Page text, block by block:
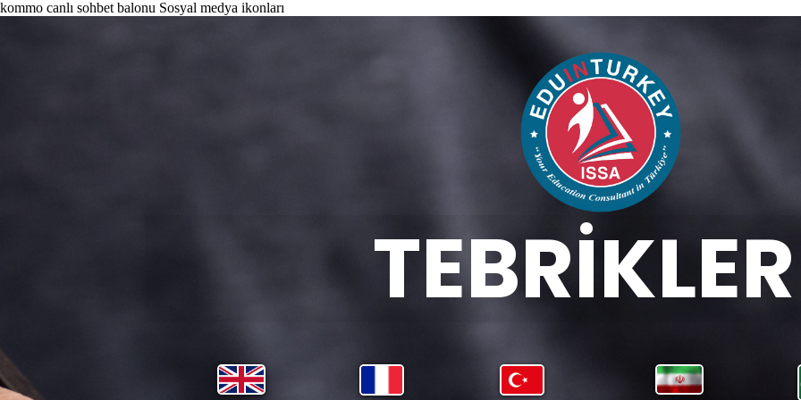
kommo canlı sohbet balonu Sosyal medya ikonları